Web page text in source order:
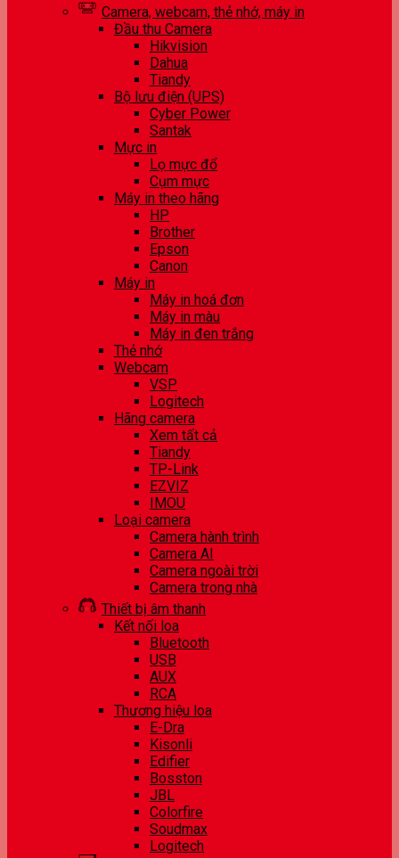
Camera, webcam, thẻ nhớ, máy in
Đầu thu Camera
Hikvision
Dahua
Tiandy
Bộ lưu điện (UPS)
Cyber Power
Santak
Mực in
Lọ mực đổ
Cụm mực
Máy in theo hãng
HP
Brother
Epson
Canon
Máy in
Máy in hoá đơn
Máy in màu
Máy in đen trắng
Thẻ nhớ
Webcam
VSP
Logitech
Hãng camera
Xem tất cả
Tiandy
TP-Link
EZVIZ
IMOU
Loại camera
Camera hành trình
Camera AI
Camera ngoài trời
Camera trong nhà
Thiết bị âm thanh
Kết nối loa
Bluetooth
USB
AUX
RCA
Thương hiệu loa
E-Dra
Kisonli
Edifier
Bosston
JBL
Colorfire
Soudmax
Logitech